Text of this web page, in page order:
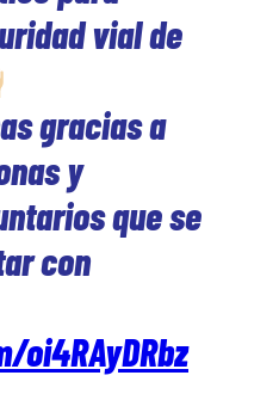
vial de
gracias a
y
que se
con